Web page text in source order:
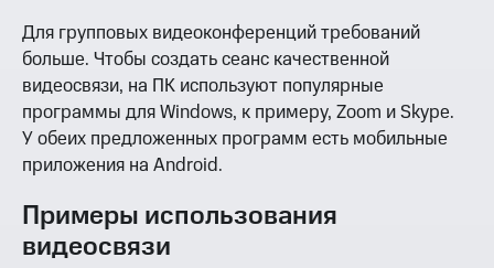
Для групповых видеоконференций требований
больше. Чтобы создать сеанс качественной
видеосвязи, на ПК используют популярные
программы для Windows, к примеру, Zoom и Skype.
У обеих предложенных программ есть мобильные
приложения на Android.
Примеры использования
видеосвязи